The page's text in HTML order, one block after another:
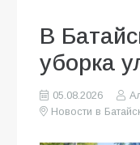
В
уборка
05.08.2026
Новости в